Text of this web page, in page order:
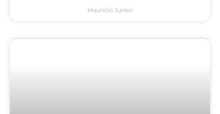
Mauricio Junior